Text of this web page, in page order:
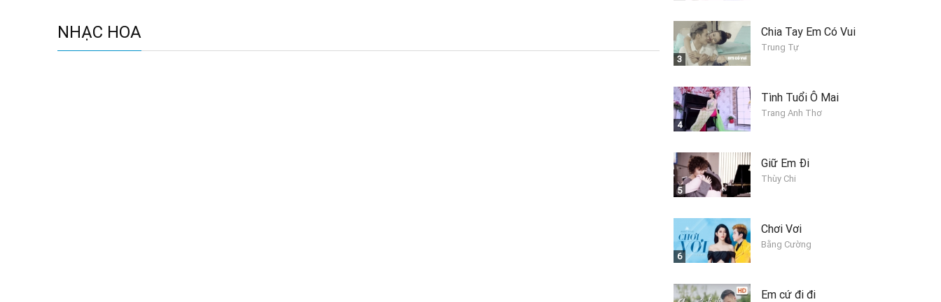
NHẠC HOA
3
Chia Tay Em Có Vui
Trung Tự
4
Tình Tuổi Ô Mai
Trang Anh Thơ
5
Giữ Em Đi
Thùy Chi
6
Chơi Vơi
Bằng Cường
Em cứ đi đi